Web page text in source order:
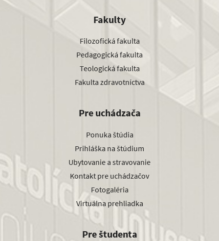
Fakulty
Filozofická fakulta
Pedagogická fakulta
Teologická fakulta
Fakulta zdravotníctva
Pre uchádzača
Ponuka štúdia
Prihláška na štúdium
Ubytovanie a stravovanie
Kontakt pre uchádzačov
Fotogaléria
Virtuálna prehliadka
Pre študenta